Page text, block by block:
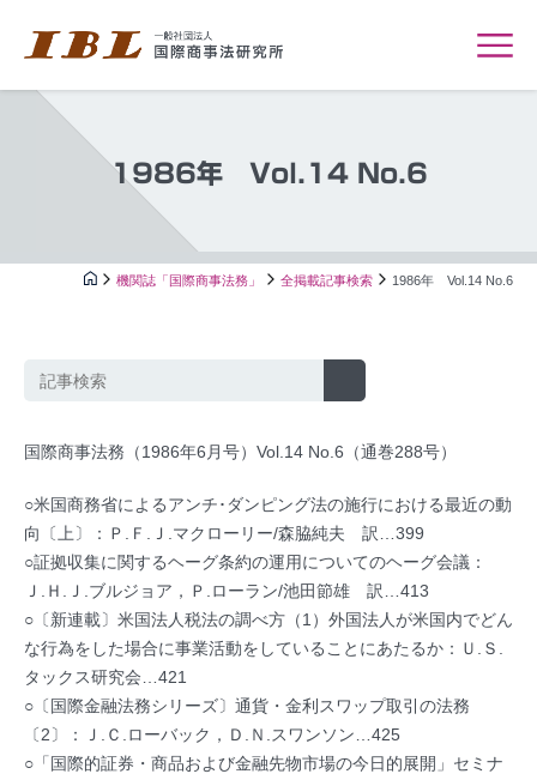
1986年 Vol.14 No.6
機関誌「国際商事法務」 全掲載記事検索 1986年 Vol.14 No.6
国際商事法務（1986年6月号）Vol.14 No.6（通巻288号）
○米国商務省によるアンチ･ダンピング法の施行における最近の動
向〔上〕：Ｐ.Ｆ.Ｊ.マクローリー/森脇純夫 訳…399
○証拠収集に関するヘーグ条約の運用についてのヘーグ会議：
Ｊ.Ｈ.Ｊ.ブルジョア，Ｐ.ローラン/池田節雄 訳…413
○〔新連載〕米国法人税法の調べ方（1）外国法人が米国内でどん
な行為をした場合に事業活動をしていることにあたるか：Ｕ.Ｓ.
タックス研究会…421
○〔国際金融法務シリーズ〕通貨・金利スワップ取引の法務
〔2〕：Ｊ.Ｃ.ローバック，Ｄ.Ｎ.スワンソン…425
○「国際的証券・商品および金融先物市場の今日的展開」セミナ